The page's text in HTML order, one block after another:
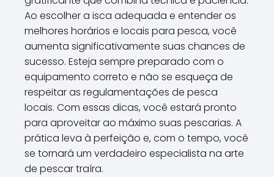
Ao escolher a isca adequada e entender os
melhores horários e locais para pesca, você
aumenta significativamente suas chances de
sucesso. Esteja sempre preparado com o
equipamento correto e não se esqueça de
respeitar as regulamentações de pesca
locais. Com essas dicas, você estará pronto
para aproveitar ao máximo suas pescarias. A
prática leva à perfeição e, com o tempo, você
se tornará um verdadeiro especialista na arte
de pescar traíra.